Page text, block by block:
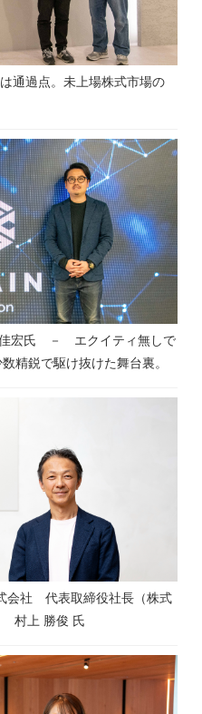
過点。未上場株式市場の
佳宏氏 － エクイティ無しで
精鋭で駆け抜けた舞台裏。
会社 代表取締役社長（株式
村上 勝俊 氏